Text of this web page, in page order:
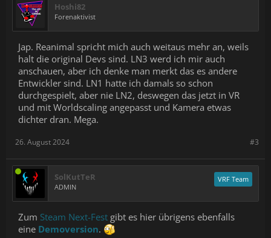
Hoshi82
Forenaktivist
Jap. Reanimal spricht mich auch weitaus mehr an, weils
halt die original Devs sind. LN3 werd ich mir auch
anschauen, aber ich denke man merkt das es andere
Entwickler sind. LN1 hatte ich damals so schon
durchgespielt, aber nie LN2, deswegen das jetzt in VR
und mit Worldscaling angepasst und Kamera etwas
dichter dran. Mega.
#3
26. August 2024
SolKutTeR
ADMIN
VRF Team
Zum Steam Next-Fest gibt es hier übrigens ebenfalls
eine Demoversion.